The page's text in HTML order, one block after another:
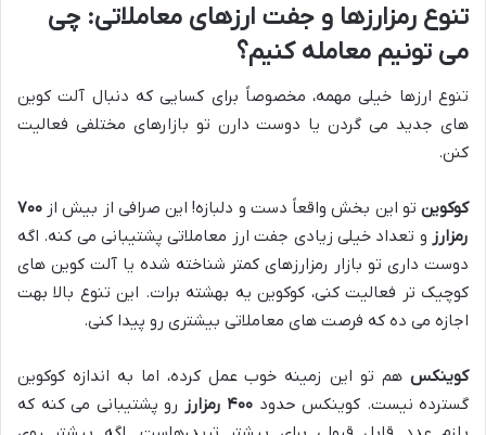
تنوع رمزارزها و جفت ارزهای معاملاتی: چی
می تونیم معامله کنیم؟
تنوع ارزها خیلی مهمه، مخصوصاً برای کسایی که دنبال آلت کوین
های جدید می گردن یا دوست دارن تو بازارهای مختلفی فعالیت
کنن.
کوکوین تو این بخش واقعاً دست و دلبازه! این صرافی از بیش از ۷۰۰
رمزارز و تعداد خیلی زیادی جفت ارز معاملاتی پشتیبانی می کنه. اگه
دوست داری تو بازار رمزارزهای کمتر شناخته شده یا آلت کوین های
کوچیک تر فعالیت کنی، کوکوین یه بهشته برات. این تنوع بالا بهت
اجازه می ده که فرصت های معاملاتی بیشتری رو پیدا کنی.
کوینکس هم تو این زمینه خوب عمل کرده، اما به اندازه کوکوین
گسترده نیست. کوینکس حدود ۴۰۰ رمزارز
رو پشتیبانی می کنه که